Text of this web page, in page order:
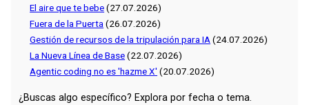
El aire que te bebe(27.07.2026)
Fuera de la Puerta (26.07.2026)
Gestión de recursos de la tripulación para IA (24.07.2026)
La Nueva Línea de Base(22.07.2026)
Agentic coding no es 'hazme X' (20.07.2026)
¿Buscas algo específico? Explora por fecha o tema.